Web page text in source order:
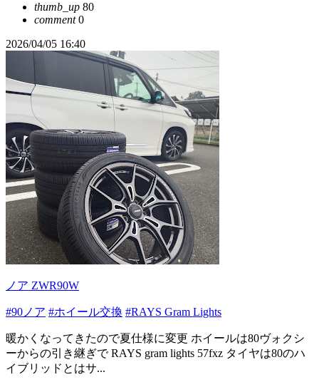
thumb_up 80
comment0
2026/04/05 16:40
ノア ZWR90W
#90ノア #ホイール交換 #RAYS Gram Lights
暖かくなってきたので夏仕様に変更 ホイールは80ヴォクシ
ーからの引き継ぎで RAYS gram lights 57fxz タイヤは80のハ
イブリッドとはサ...